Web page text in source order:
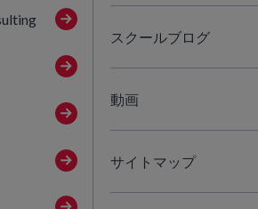
スクールブログ
動画
サイトマップ